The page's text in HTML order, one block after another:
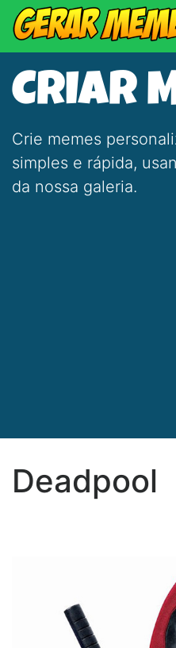
CRIAR
Crie memes
simples e rápida,
da nossa galeria.
Deadpool